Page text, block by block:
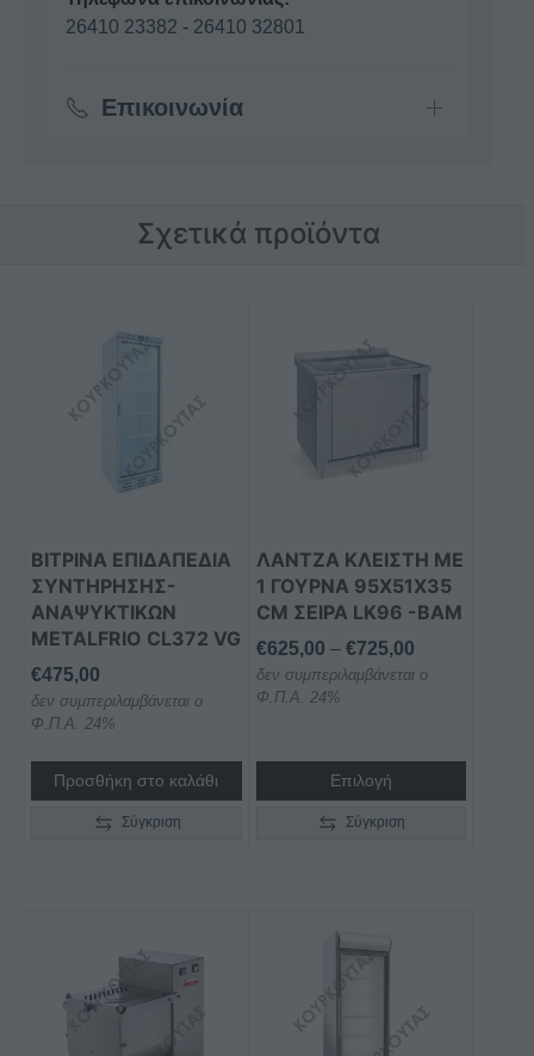
26410 23382 - 26410 32801
Επικοινωνία
Σχετικά προϊόντα
ΒΙΤΡΙΝΑ ΕΠΙΔΑΠΕΔΙΑ
ΣΥΝΤΗΡΗΣΗΣ-
ΑΝΑΨΥΚΤΙΚΩΝ
METALFRIO CL372 VG
€475,00
δεν συμπεριλαμβάνεται ο
Φ.Π.Α. 24%
Προσθήκη στο καλάθι
Σύγκριση
ΛΑΝΤΖΑ ΚΛΕΙΣΤΗ ΜΕ
1 ΓΟΥΡΝΑ 95X51X35
CM ΣΕΙΡΑ LK96 -BAM
€625,00 – €725,00Price
range:
€725,00
δεν συμπεριλαμβάνεται ο
Φ.Π.Α. 24%
Επιλογή
παραλλαγές.
μπορούν
να
επιλεγούν
σελίδα
του
Σύγκριση
πολλαπλές